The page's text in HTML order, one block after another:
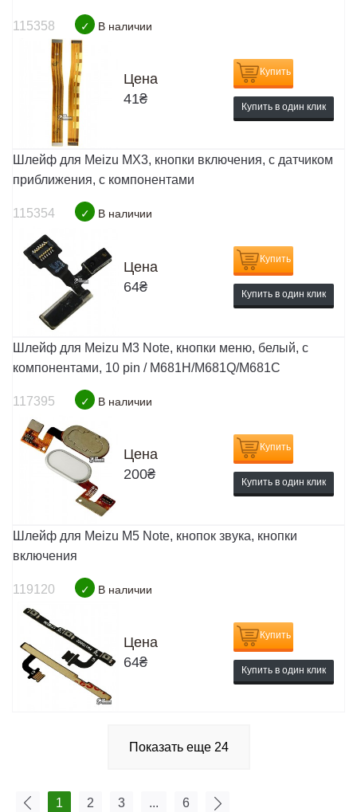
115358 ✓ В наличии
Цена
41₴
Купить
Купить в один клик
Шлейф для Meizu MX3, кнопки включения, c датчиком
приближения, с компонентами
115354 ✓ В наличии
Цена
64₴
Купить
Купить в один клик
Шлейф для Meizu M3 Note, кнопки меню, белый, с
компонентами, 10 pin / M681H/M681Q/M681C
117395 ✓ В наличии
Цена
200₴
Купить
Купить в один клик
Шлейф для Meizu M5 Note, кнопок звука, кнопки
включения
119120 ✓ В наличии
Цена
64₴
Купить
Купить в один клик
Показать еще 24
1 2 3 ... 6